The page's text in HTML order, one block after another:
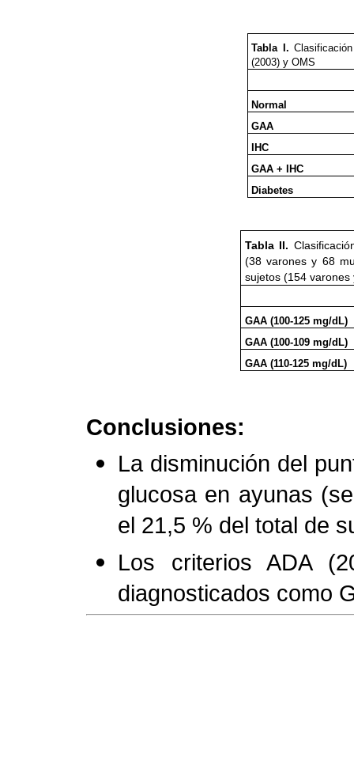
Tabla I.
(2003) y OMS
Normal
GAA
IHC
GAA + IHC
Diabetes
Tabla II.
(38 varones y 68
sujetos (154 varones
GAA (100-125 mg/dL)
GAA (100-109 mg/dL)
GAA (110-125 mg/dL)
Conclusiones:
La disminución del
glucosa en ayunas
el 21,5 % del total de
Los criterios ADA
diagnosticados como